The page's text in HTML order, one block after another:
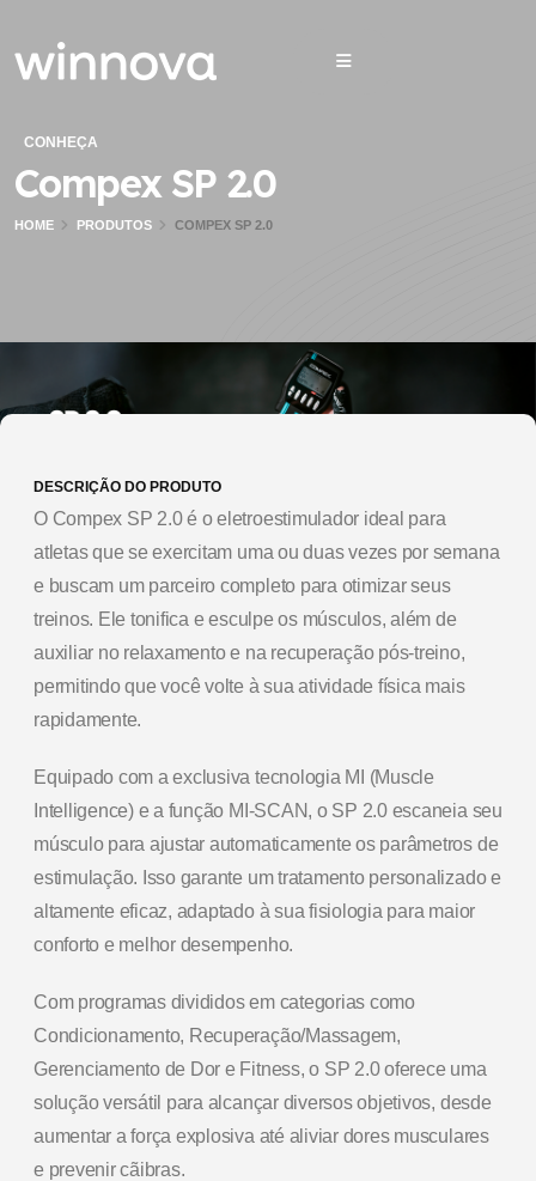
CONHEÇA
Compex SP 2.0
HOME PRODUTOS COMPEX SP 2.0
DESCRIÇÃO DO PRODUTO
O Compex SP 2.0 é o eletroestimulador ideal para
atletas que se exercitam uma ou duas vezes por semana
e buscam um parceiro completo para otimizar seus
treinos. Ele tonifica e esculpe os músculos, além de
auxiliar no relaxamento e na recuperação pós-treino,
permitindo que você volte à sua atividade física mais
rapidamente.
Equipado com a exclusiva tecnologia MI (Muscle
Intelligence) e a função MI-SCAN, o SP 2.0 escaneia seu
músculo para ajustar automaticamente os parâmetros de
estimulação. Isso garante um tratamento personalizado e
altamente eficaz, adaptado à sua fisiologia para maior
conforto e melhor desempenho.
Com programas divididos em categorias como
Condicionamento, Recuperação/Massagem,
Gerenciamento de Dor e Fitness, o SP 2.0 oferece uma
solução versátil para alcançar diversos objetivos, desde
aumentar a força explosiva até aliviar dores musculares
e prevenir cãibras.